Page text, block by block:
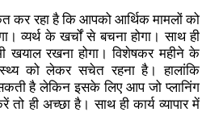
कर रहा है कि आपको आर्थिक मामलों को
व्यर्थ के खर्चों से बचना होगा। साथ ही
खयाल रखना होगा। विशेषकर महीने के
को लेकर सचेत रहना है। हालांकि
है लेकिन इसके लिए आप जो प्लानिंग
ही अच्छा है। साथ ही कार्य व्यापार में